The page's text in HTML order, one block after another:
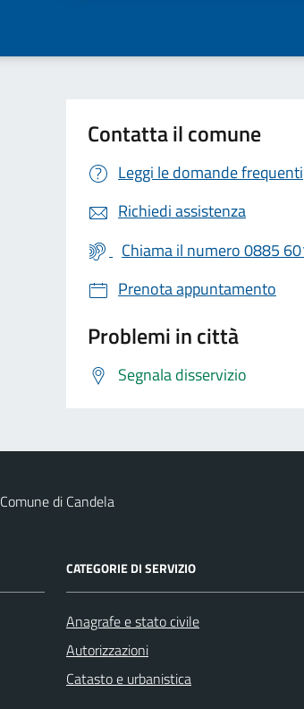
Contatta il comune
Leggi le domande frequenti
Richiedi assistenza
Chiama il numero 0885
Prenota appuntamento
Problemi in città
Segnala disservizio
Comune di Candela
CATEGORIE DI SERVIZIO
Anagrafe e stato civile
Autorizzazioni
Catasto e urbanistica